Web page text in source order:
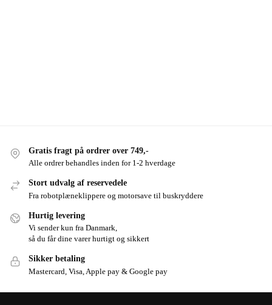
Gratis fragt på ordrer over 749,-
Alle ordrer behandles inden for 1-2 hverdage
Stort udvalg af reservedele
Fra robotplæneklippere og motorsave til buskryddere
Hurtig levering
Vi sender kun fra Danmark,
så du får dine varer hurtigt og sikkert
Sikker betaling
Mastercard, Visa, Apple pay & Google pay